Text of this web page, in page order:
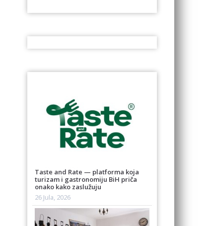
Taste and Rate — platforma koja
turizam i gastronomiju BiH priča
onako kako zaslužuju
26 Jula, 2026